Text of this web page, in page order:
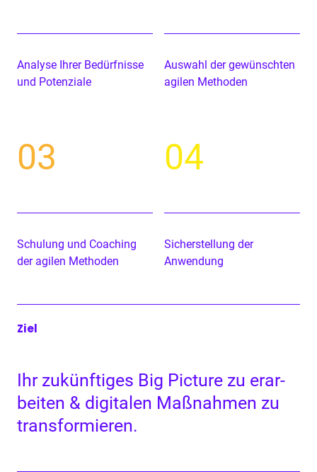
Analyse Ihrer Bedürfnisse
und Potenziale
Auswahl der gewün­scht­en
agilen Methoden
03
Schu­lung und Coach­ing
der agilen Methoden
04
Sich­er­stel­lung der
Anwendung
Ziel
Ihr zukün­ftiges Big Pic­ture zu erar­
beit­en & dig­i­tal­en Maß­nah­men zu
transformieren.